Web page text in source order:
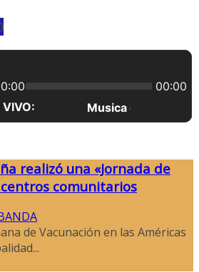
realizó una «Jornada de
comunitarios
de Vacunación en las Américas